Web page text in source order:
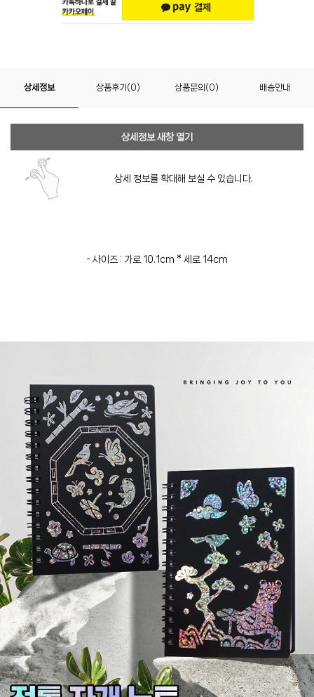
상세정보 상품후기(0) 상품문의(0) 배송안내
상세정보 새창 열기
상세 정보를 확대해 보실 수 있습니다.
- 사이즈 : 가로 10.1cm * 세로 14cm